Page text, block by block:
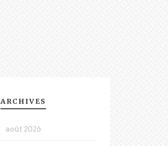
ARCHIVES
août 2026